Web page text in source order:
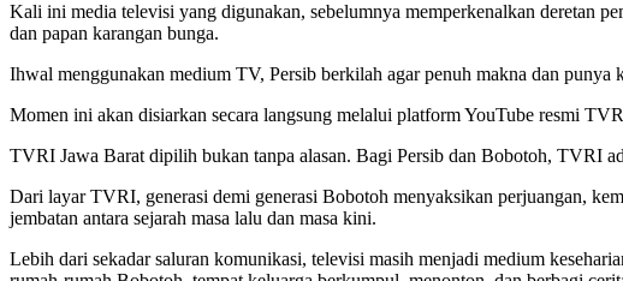
Kali ini media televisi yang digunakan, sebelumnya memperkenalkan deretan
dan papan karangan bunga.
Ihwal menggunakan medium TV, Persib berkilah agar penuh makna dan
Momen ini akan disiarkan secara langsung melalui platform YouTube resmi
TVRI Jawa Barat dipilih bukan tanpa alasan. Bagi Persib dan Bobotoh, TVRI
Dari layar TVRI, generasi demi generasi Bobotoh menyaksikan perjuangan,
jembatan antara sejarah masa lalu dan masa kini.
Lebih dari sekadar saluran komunikasi, televisi masih menjadi medium